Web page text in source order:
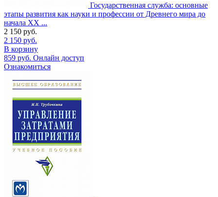
Государственная служба: основные
этапы развития как науки и профессии от Древнего мира до
начала XX ...
2 150 руб.
2 150 руб.
В корзину
859 руб. Онлайн доступ
Ознакомиться